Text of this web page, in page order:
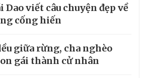
Dao viết câu chuyện đẹp về
cống hiến
giữa rừng, cha nghèo
gái thành cử nhân